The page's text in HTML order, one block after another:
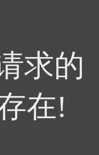
求的
在!